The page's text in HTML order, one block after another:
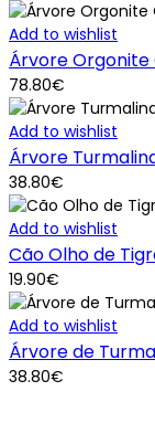
Add to wishlist
Árvore Orgonite
78.80€
Add to wishlist
Árvore
38.80€
Add to wishlist
Cão Olho de
19.90€
Add to wishlist
Árvore de
38.80€